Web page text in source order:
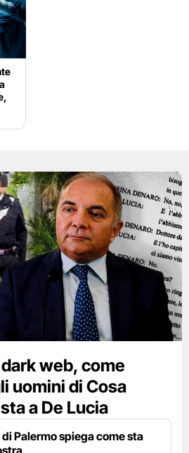
web, come
uomini di Cosa
a De Lucia
Palermo spiega come sta